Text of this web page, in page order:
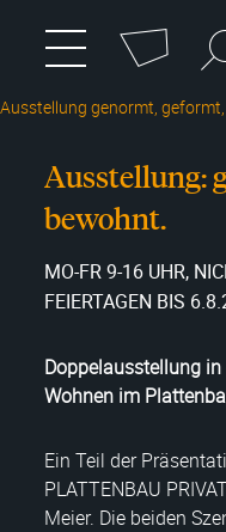
Ausstellung genormt,
Ausstellung:
bewohnt.
MO-FR 9-16 UHR,
FEIERTAGEN BIS
Doppelausstellung
Wohnen im
Ein Teil der
PLATTENBAU
Meier. Die beiden
Menü
umschaltenzum